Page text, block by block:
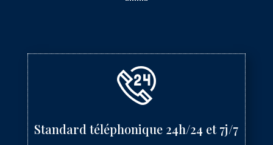
Standard téléphonique 24h/24 et 7j/7